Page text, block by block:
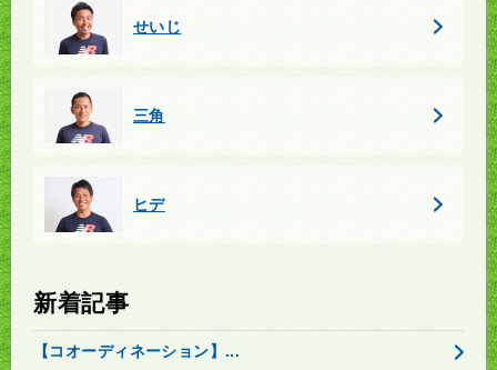
せいじ
三角
ヒデ
新着記事
【コオーディネーション】...